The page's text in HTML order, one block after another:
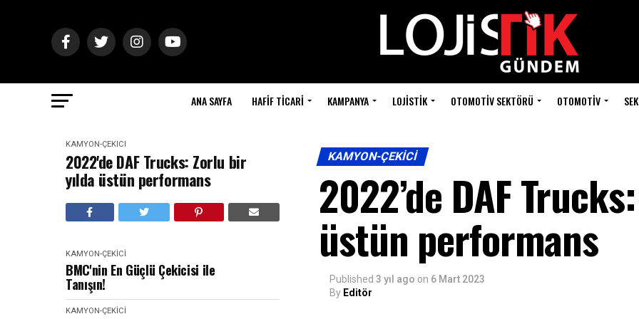
ANA SAYFA HAFIF TICARI KAMPANYA LOJISTIK OTOMOTIV SEKTÖRÜ OTOMOTIV
KAMYON-ÇEKICI
2022'de DAF Trucks: Zorlu bir
yılda üstün performans
KAMYON-ÇEKICI
BMC'nin En Güçlü Çekicisi ile
Tanışın!
KAMYON-ÇEKICI
KAMYON-ÇEKICI
2022’de DAF
üstün performans
Published 3 yıl ago on 6 Mart 2023
By Editör